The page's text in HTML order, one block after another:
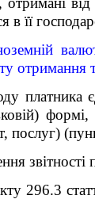
в її
отримання
платника
послуг) (п
296.3 ст